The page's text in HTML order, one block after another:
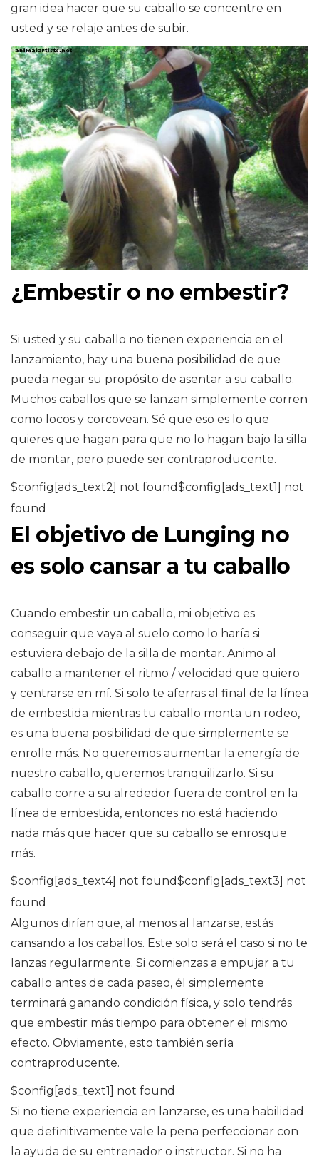
gran idea hacer que su caballo se concentre en
usted y se relaje antes de subir.
¿Embestir o no embestir?
Si usted y su caballo no tienen experiencia en el
lanzamiento, hay una buena posibilidad de que
pueda negar su propósito de asentar a su caballo.
Muchos caballos que se lanzan simplemente corren
como locos y corcovean. Sé que eso es lo que
quieres que hagan para que no lo hagan bajo la silla
de montar, pero puede ser contraproducente.
$config[ads_text2] not found$config[ads_text1] not
found
El objetivo de Lunging no
es solo cansar a tu caballo
Cuando embestir un caballo, mi objetivo es
conseguir que vaya al suelo como lo haría si
estuviera debajo de la silla de montar. Animo al
caballo a mantener el ritmo / velocidad que quiero
y centrarse en mí. Si solo te aferras al final de la línea
de embestida mientras tu caballo monta un rodeo,
es una buena posibilidad de que simplemente se
enrolle más. No queremos aumentar la energía de
nuestro caballo, queremos tranquilizarlo. Si su
caballo corre a su alrededor fuera de control en la
línea de embestida, entonces no está haciendo
nada más que hacer que su caballo se enrosque
más.
$config[ads_text4] not found$config[ads_text3] not
found
Algunos dirían que, al menos al lanzarse, estás
cansando a los caballos. Este solo será el caso si no te
lanzas regularmente. Si comienzas a empujar a tu
caballo antes de cada paseo, él simplemente
terminará ganando condición física, y solo tendrás
que embestir más tiempo para obtener el mismo
efecto. Obviamente, esto también sería
contraproducente.
$config[ads_text1] not found
Si no tiene experiencia en lanzarse, es una habilidad
que definitivamente vale la pena perfeccionar con
la ayuda de su entrenador o instructor. Si no ha